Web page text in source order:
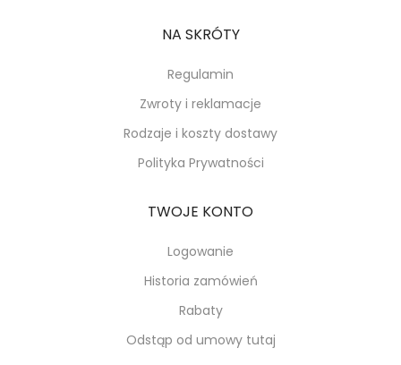
NA SKRÓTY
Regulamin
Zwroty i reklamacje
Rodzaje i koszty dostawy
Polityka Prywatności
TWOJE KONTO
Logowanie
Historia zamówień
Rabaty
Odstąp od umowy tutaj